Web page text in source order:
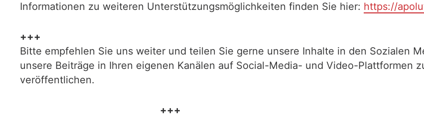
Informationen zu weiteren Unterstützungsmöglichkeiten finden Sie hier: https://
+++
Bitte empfehlen Sie uns weiter und teilen Sie gerne unsere Inhalte in den Sozialen
unsere Beiträge in Ihren eigenen Kanälen auf Social-Media- und Video-Plattformen
veröffentlichen.
+++